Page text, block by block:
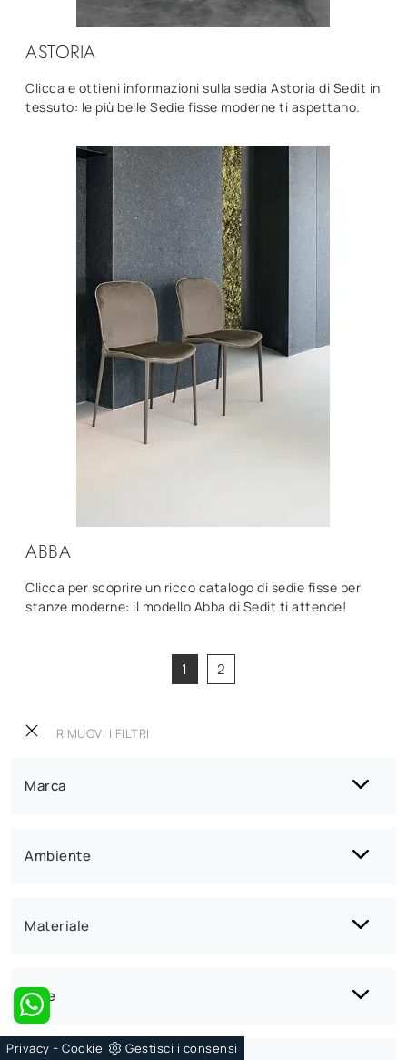
RIMUOVI I FILTRI
Marca
Ambiente
Materiale
Stile
ASTORIA
Clicca e ottieni informazioni sulla sedia Astoria di Sedit in
tessuto: le più belle Sedie fisse moderne ti aspettano.
ABBA
Clicca per scoprire un ricco catalogo di sedie fisse per
stanze moderne: il modello Abba di Sedit ti attende!
1 2
Privacy - Cookie Gestisci i consensi